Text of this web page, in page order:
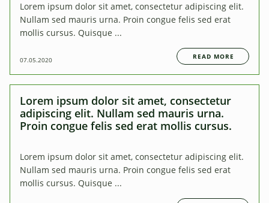
Lorem ipsum dolor sit amet, consectetur adipiscing elit.
Nullam sed mauris urna. Proin congue felis sed erat
mollis cursus. Quisque ...
07.05.2020 READ MORE
Lorem ipsum dolor sit amet, consectetur
adipiscing elit. Nullam sed mauris urna.
Proin congue felis sed erat mollis cursus.
Lorem ipsum dolor sit amet, consectetur adipiscing elit.
Nullam sed mauris urna. Proin congue felis sed erat
mollis cursus. Quisque ...